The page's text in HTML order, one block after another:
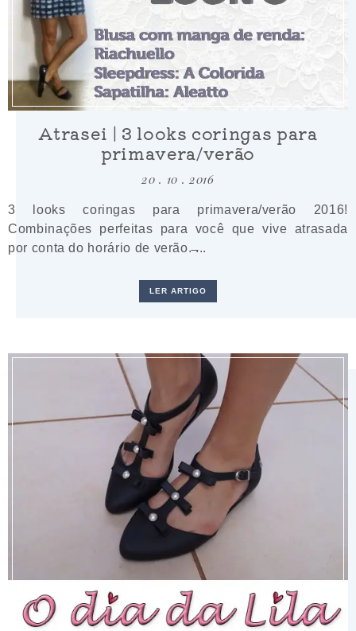
Atrasei | 3 looks coringas para
primavera/verão
20 . 10 . 2016
3 looks coringas para primavera/verão 2016!
Combinações perfeitas para você que vive atrasada
por conta do horário de verão. ̶...
LER ARTIGO